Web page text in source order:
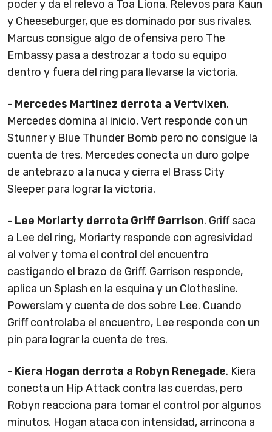
poder y da el relevo a Toa Liona. Relevos para Kaun
y Cheeseburger, que es dominado por sus rivales.
Marcus consigue algo de ofensiva pero The
Embassy pasa a destrozar a todo su equipo
dentro y fuera del ring para llevarse la victoria.
- Mercedes Martinez derrota a Vertvixen.
Mercedes domina al inicio, Vert responde con un
Stunner y Blue Thunder Bomb pero no consigue la
cuenta de tres. Mercedes conecta un duro golpe
de antebrazo a la nuca y cierra el Brass City
Sleeper para lograr la victoria.
- Lee Moriarty derrota Griff Garrison. Griff saca
a Lee del ring, Moriarty responde con agresividad
al volver y toma el control del encuentro
castigando el brazo de Griff. Garrison responde,
aplica un Splash en la esquina y un Clothesline.
Powerslam y cuenta de dos sobre Lee. Cuando
Griff controlaba el encuentro, Lee responde con un
pin para lograr la cuenta de tres.
- Kiera Hogan derrota a Robyn Renegade. Kiera
conecta un Hip Attack contra las cuerdas, pero
Robyn reacciona para tomar el control por algunos
minutos. Hogan ataca con intensidad, arrincona a